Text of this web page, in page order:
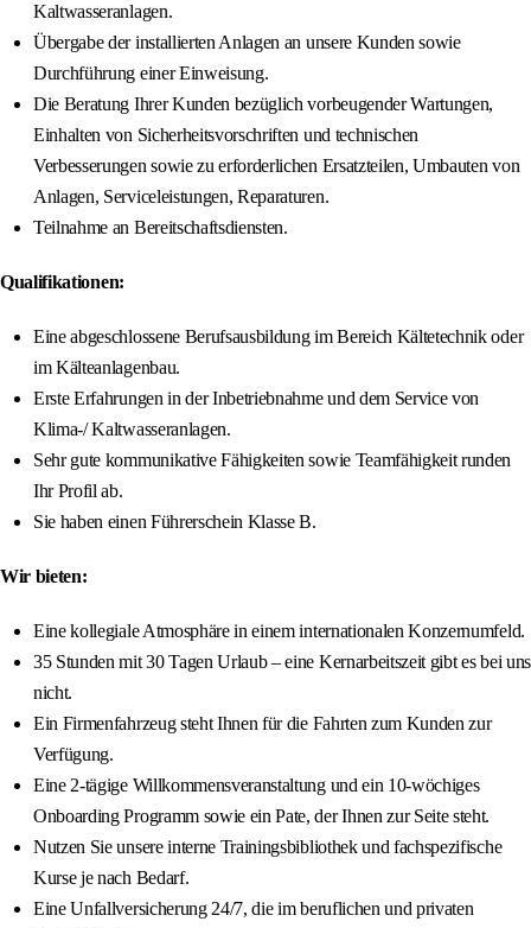
Kaltwasseranlagen.
Übergabe der installierten Anlagen an unsere Kunden sowie
Durchführung einer Einweisung.
Die Beratung Ihrer Kunden bezüglich vorbeugender Wartungen,
Einhalten von Sicherheitsvorschriften und technischen
Verbesserungen sowie zu erforderlichen Ersatzteilen, Umbauten von
Anlagen, Serviceleistungen, Reparaturen.
Teilnahme an Bereitschaftsdiensten.
Qualifikationen:
Eine abgeschlossene Berufsausbildung im Bereich Kältetechnik oder
im Kälteanlagenbau.
Erste Erfahrungen in der Inbetriebnahme und dem Service von
Klima-/ Kaltwasseranlagen.
Sehr gute kommunikative Fähigkeiten sowie Teamfähigkeit runden
Ihr Profil ab.
Sie haben einen Führerschein Klasse B.
Wir bieten:
Eine kollegiale Atmosphäre in einem internationalen Konzernumfeld.
35 Stunden mit 30 Tagen Urlaub – eine Kernarbeitszeit gibt es bei uns
nicht.
Ein Firmenfahrzeug steht Ihnen für die Fahrten zum Kunden zur
Verfügung.
Eine 2-tägige Willkommensveranstaltung und ein 10-wöchiges
Onboarding Programm sowie ein Pate, der Ihnen zur Seite steht.
Nutzen Sie unsere interne Trainingsbibliothek und fachspezifische
Kurse je nach Bedarf.
Eine Unfallversicherung 24/7, die im beruflichen und privaten